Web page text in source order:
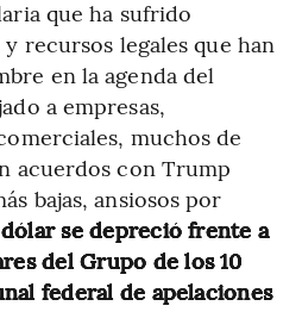
que ha sufrido
recursos legales que han
en la agenda del
a empresas,
muchos de
acuerdos con Trump
bajas, ansiosos por
se depreció frente a
del Grupo de los 10
federal de apelaciones